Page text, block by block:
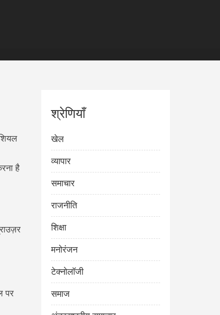
है
पर
श्रेणियाँ
खेल
व्यापार
समाचार
राजनीति
शिक्षा
मनोरंजन
टेक्नोलॉजी
समाज